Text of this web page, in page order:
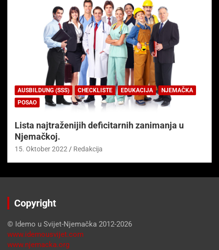
AUSBILDUNG (SSS) CHECKLISTE EDUKACIJA
NJEMAČKA
POSAO
Lista najtraženijih deficitarnih zanimanja u
Njemačkoj.
15. Oktober 2022 Redakcija
Copyright
© Idemo u Svijet-Njemačka 2012-2026
www.idemousvijet.com
www.njemacka.org